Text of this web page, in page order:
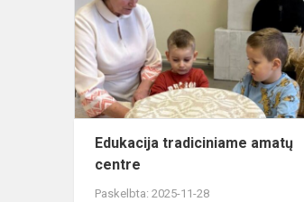
Edukacija tradiciniame amatų
centre
Paskelbta: 2025-11-28